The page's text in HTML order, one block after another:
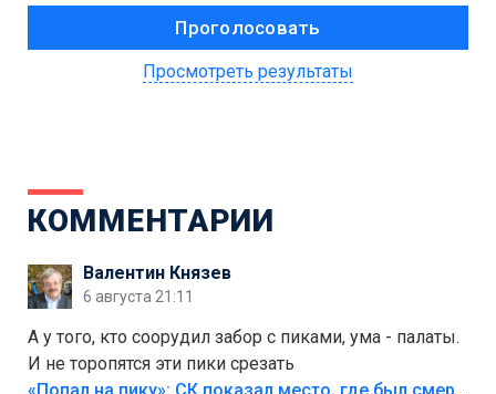
Просмотреть результаты
КОММЕНТАРИИ
Валентин Князев
6 августа 21:11
А у того, кто соорудил забор с пиками, ума - палаты.
И не торопятся эти пики срезать
«Попал на пику»: СК показал место, где был смертельно травмирован ребенок в Тольятти